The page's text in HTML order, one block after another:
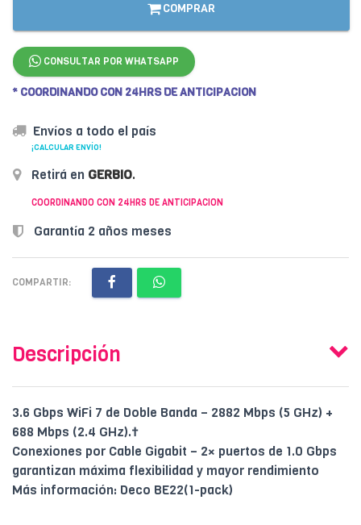
COMPRAR
CONSULTAR POR WHATSAPP
* COORDINANDO CON 24HRS DE ANTICIPACION
Envíos a todo el país
¡CALCULAR ENVÍO!
Retirá en GERBIO.
COORDINANDO CON 24HRS DE ANTICIPACION
Garantía 2 años meses
COMPARTIR:
Descripción
3.6 Gbps WiFi 7 de Doble Banda – 2882 Mbps (5 GHz) +
688 Mbps (2.4 GHz).†
Conexiones por Cable Gigabit – 2× puertos de 1.0 Gbps
garantizan máxima flexibilidad y mayor rendimiento
Más información: Deco BE22(1-pack)